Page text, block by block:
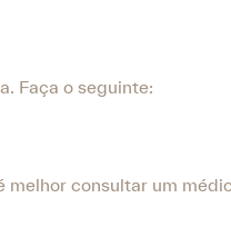
Faça o seguinte:
melhor consultar um